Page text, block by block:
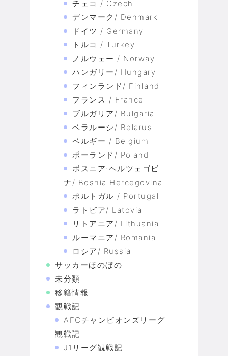
チェコ / Czech
デンマーク/ Denmark
ドイツ / Germany
トルコ / Turkey
ノルウェー / Norway
ハンガリー/ Hungary
フィンランド/ Finland
フランス / France
ブルガリア/ Bulgaria
ベラルーシ/ Belarus
ベルギー / Belgium
ポーランド/ Poland
ボスニア·ヘルツェゴビ
ナ/ Bosnia Hercegovina
ポルトガル / Portugal
ラトビア/ Latovia
リトアニア/ Lithuania
ルーマニア/ Romania
ロシア/ Russia
サッカーほのぼの
未分類
移籍情報
観戦記
AFCチャンピオンズリーグ
観戦記
J1リーグ観戦記